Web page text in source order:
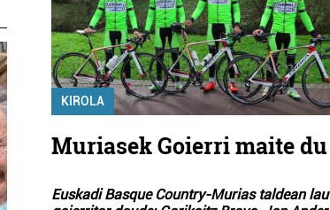
KIROLA
Muriasek Goierri maite du
Euskadi Basque Country-Murias taldean lau